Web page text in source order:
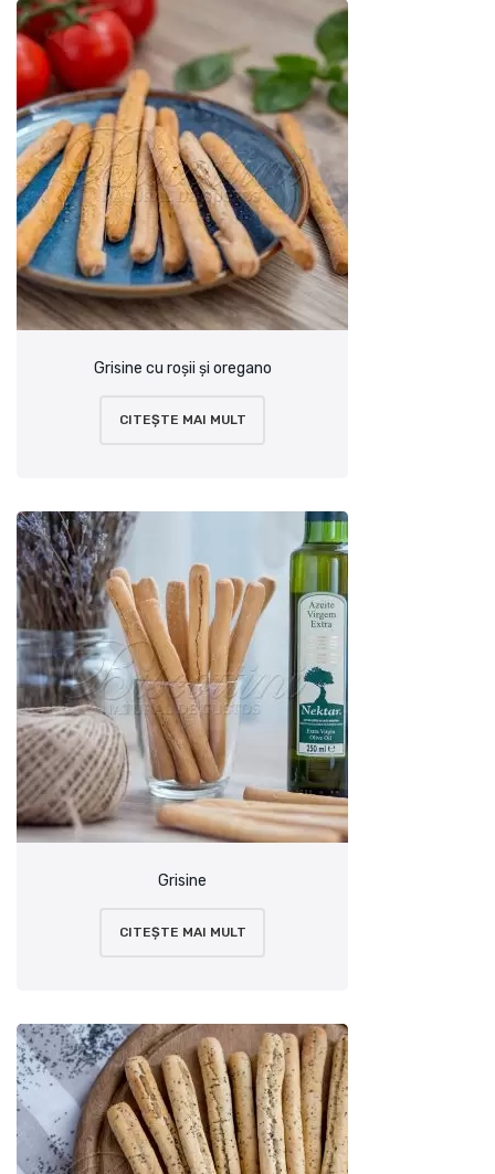
Grisine cu roșii și oregano
CITEȘTE MAI MULT
Grisine
CITEȘTE MAI MULT